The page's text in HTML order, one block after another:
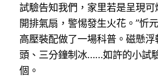
試驗告知我們，家里若是呈現
開排氣扇，警惕發生火花。”忻
高壓裝配做了一場科普。磁懸
頭、三分鐘制冰……如許的小試
個。